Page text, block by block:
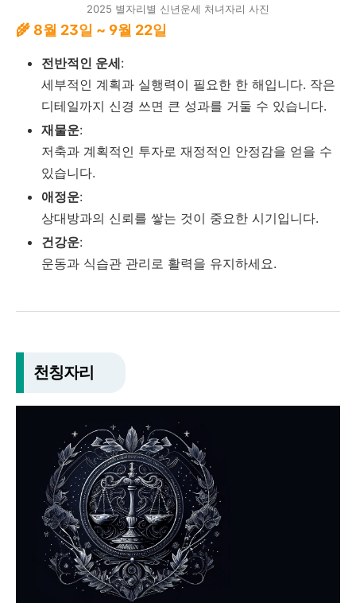
2025 별자리별 신년운세 처녀자리 사진
🌾 8월 23일 ~ 9월 22일
전반적인 운세:
세부적인 계획과 실행력이 필요한 한 해입니다. 작은
디테일까지 신경 쓰면 큰 성과를 거둘 수 있습니다.
재물운:
저축과 계획적인 투자로 재정적인 안정감을 얻을 수
있습니다.
애정운:
상대방과의 신뢰를 쌓는 것이 중요한 시기입니다.
건강운:
운동과 식습관 관리로 활력을 유지하세요.
천칭자리